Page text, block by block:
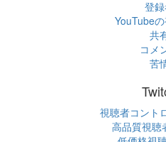
登
YouTube
共
コメ
苦
視聴者コント
高品質視聴